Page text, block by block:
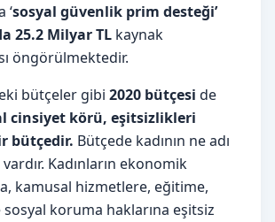
‘sosyal güvenlik prim desteği’
25.2 Milyar TL kaynak
öngörülmektedir.
bütçeler gibi 2020 bütçesi de
cinsiyet körü, eşitsizlikleri
bütçedir. Bütçede kadının ne adı
Kadınların ekonomik
kamusal hizmetlere, eğitime,
sosyal koruma haklarına eşitsiz